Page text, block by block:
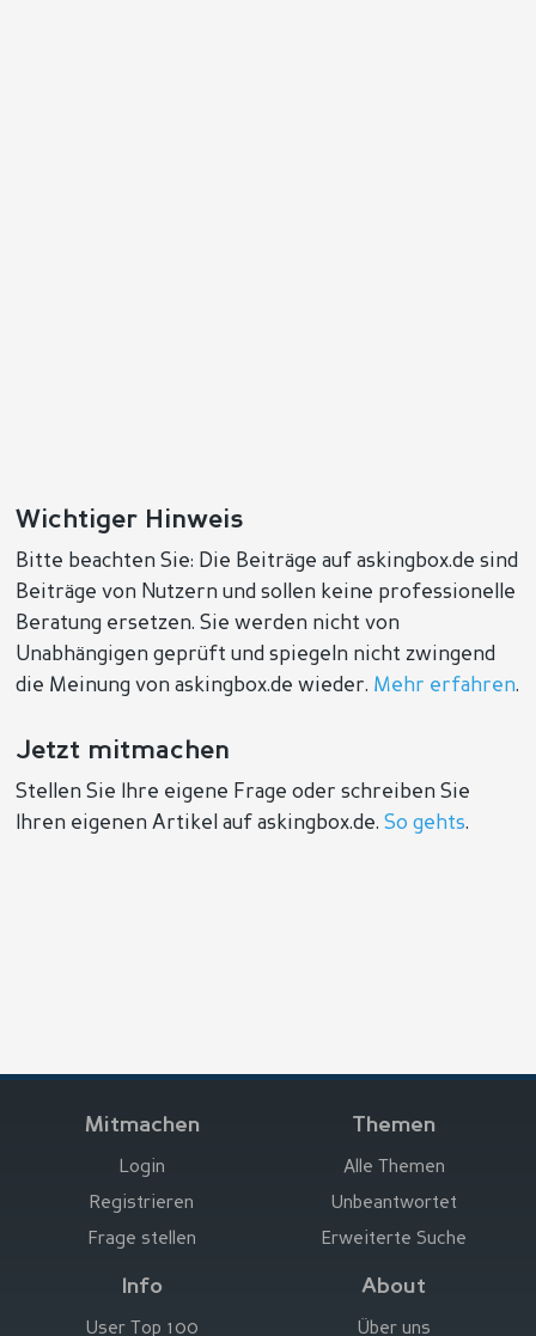
Wichtiger Hinweis
Bitte beachten Sie: Die Beiträge auf askingbox.de sind
Beiträge von Nutzern und sollen keine professionelle
Beratung ersetzen. Sie werden nicht von
Unabhängigen geprüft und spiegeln nicht zwingend
die Meinung von askingbox.de wieder. Mehr erfahren.
Jetzt mitmachen
Stellen Sie Ihre eigene Frage oder schreiben Sie
Ihren eigenen Artikel auf askingbox.de.So gehts.
Mitmachen
Login
Registrieren
Frage stellen
Themen
Alle Themen
Unbeantwortet
Erweiterte Suche
Info
User Top 100
About
Über uns